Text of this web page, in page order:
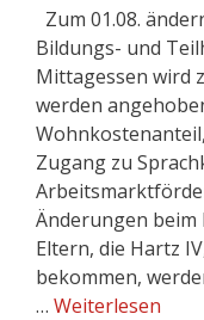
Zum 01.08.
Bildungs- und
Mittagessen wird
werden
Zugang zu
Änderungen
Eltern, die Hartz
bekommen,
… Weiterlesen